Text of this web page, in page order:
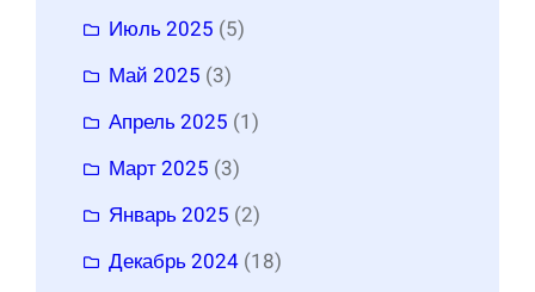
Июль 2025 (5)
Май 2025 (3)
Апрель 2025 (1)
Март 2025 (3)
Январь 2025 (2)
Декабрь 2024 (18)